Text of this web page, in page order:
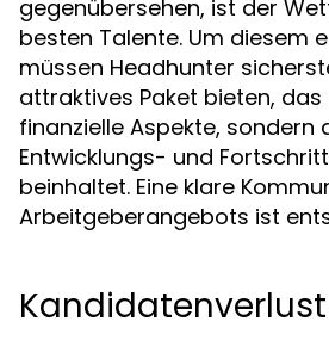
gegenübersehen, ist der
besten Talente. Um diesem
müssen Headhunter
attraktives Paket bieten, das
finanzielle Aspekte, sondern
Entwicklungs- und
beinhaltet. Eine klare
Arbeitgeberangebots ist